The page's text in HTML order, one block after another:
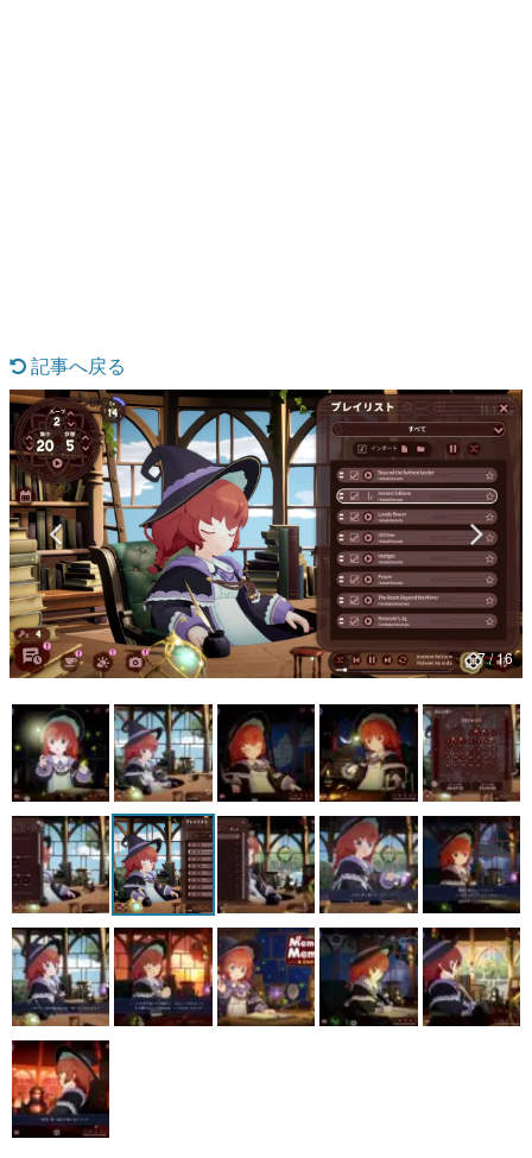
特集記事
マンガ
女性向け
アプリレビュー
その他
電ファミニコゲーマーとは？
運営：株式会社マレ
記事へ戻る
7 / 16